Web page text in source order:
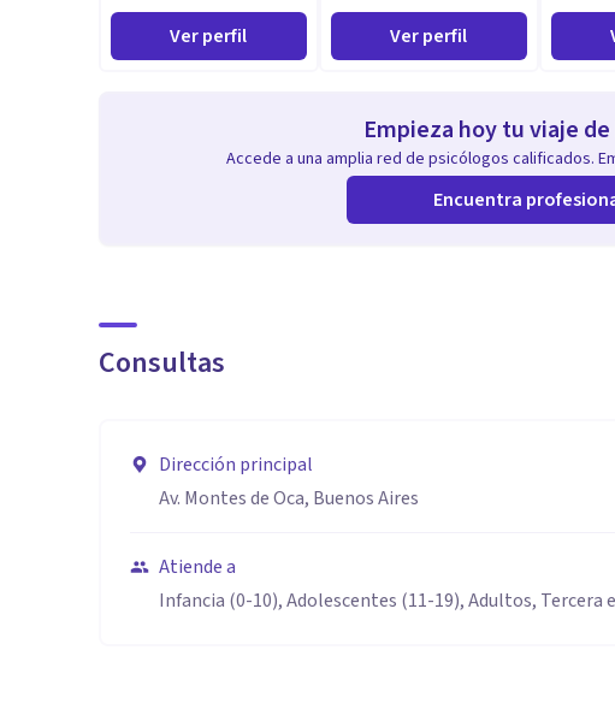
Ver perfil Ver perfil
Empieza hoy tu viaje
Accede a una amplia red de psicólogos calificados.
Encuentra
Consultas
Dirección principal
Av. Montes de Oca, Buenos Aires
Atiende a
Infancia (0-10), Adolescentes (11-19), Adultos, Tercera